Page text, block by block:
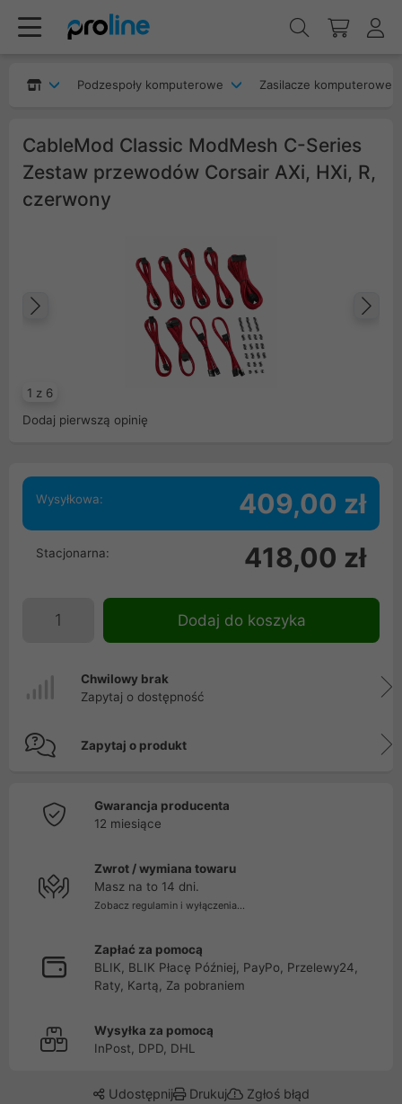
Podzespoły komputerowe Zasilacze komputerowe
CableMod Classic ModMesh C-Series
Zestaw przewodów Corsair AXi, HXi, R,
czerwony
1 z 6
Poprzedni
Dodaj pierwszą opinię
Wysyłkowa: 409,00 zł
Stacjonarna: 418,00 zł
Dodaj do koszyka
Chwilowy brak
Zapytaj o dostępność
Zapytaj o produkt
Gwarancja producenta
12 miesiące
Zwrot / wymiana towaru
Masz na to 14 dni.
Zobacz regulamin i wyłączenia...
Zapłać za pomocą
BLIK, BLIK Płacę Później, PayPo, Przelewy24,
Raty, Kartą, Za pobraniem
Wysyłka za pomocą
InPost, DPD, DHL
Udostępnij Drukuj Zgłoś błąd